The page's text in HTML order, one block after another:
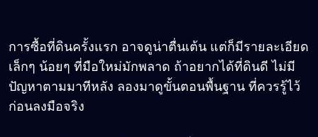
การซื้อที่ดินครั้งแรก อาจดูน่าตื่นเต้น แต่ก็มีรายละเอียด
เล็กๆ น้อยๆ ที่มือใหม่มักพลาด ถ้าอยากได้ที่ดินดี ไม่มี
ปัญหาตามมาทีหลัง ลองมาดูขั้นตอนพื้นฐาน ที่ควรรู้ไว้
ก่อนลงมือจริง